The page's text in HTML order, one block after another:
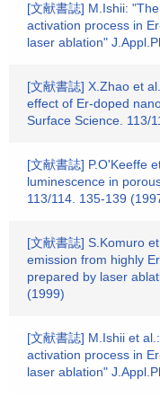
[文献書誌] M.Ishii:
activation process in
laser ablation"
[文献書誌] X.Zhao et
effect of Er-doped
Surface Science. 113/
[文献書誌] P.O'Keeffe
luminescence in
113/114. 135-139
[文献書誌] S.Komuro
emission from highly
prepared by laser
(1999)
[文献書誌] M.Ishii et
activation process in
laser ablation"